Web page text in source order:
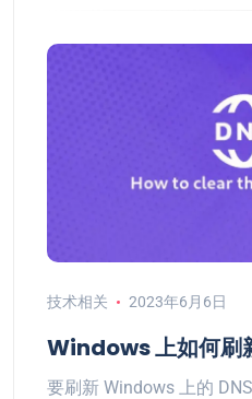
技术相关 2023年6月6日
Windows 上如何刷
要刷新 Windows 上的